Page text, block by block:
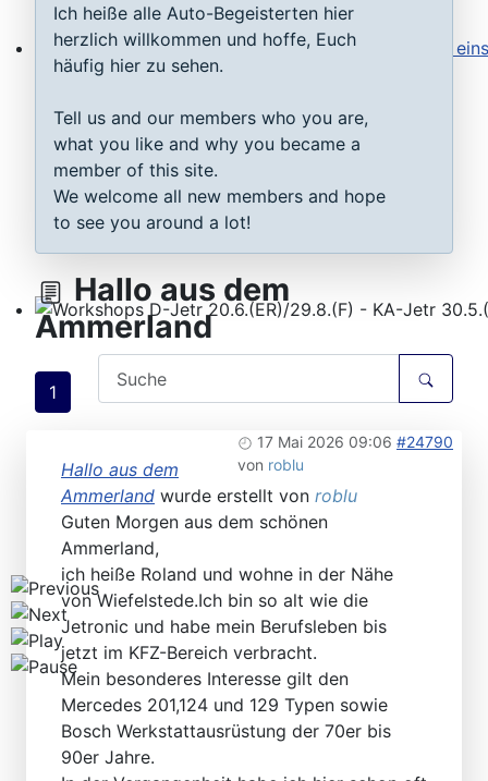
Saugrohrdruckfühler Typ 1-3: Testen, reparieren,
Workshops D-Jetr 20.6.(ER)/29.8.(F) - KA-Jetr
Ich heiße alle Auto-Begeisterten hier
herzlich willkommen und hoffe, Euch
häufig hier zu sehen.
Tell us and our members who you are,
what you like and why you became a
member of this site.
We welcome all new members and hope
to see you around a lot!
Hallo aus dem
Ammerland
1
17 Mai 2026 09:06 #24790
von roblu
Hallo aus dem
Ammerland wurde erstellt von roblu
Guten Morgen aus dem schönen
Ammerland,
ich heiße Roland und wohne in der Nähe
von Wiefelstede.Ich bin so alt wie die
Jetronic und habe mein Berufsleben bis
jetzt im KFZ-Bereich verbracht.
Mein besonderes Interesse gilt den
Mercedes 201,124 und 129 Typen sowie
Bosch Werkstattausrüstung der 70er bis
90er Jahre.